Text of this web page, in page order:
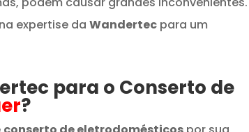
expertise daWandertec para um
para o Conserto de
?